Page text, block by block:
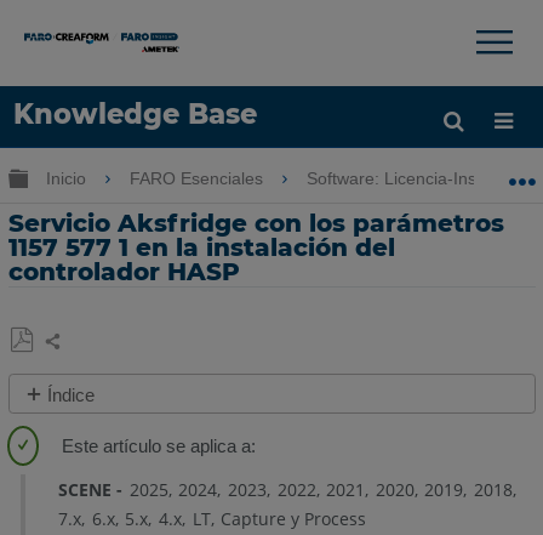
Knowledge Base
Idioma
×
Expandir/contraer jerarquía global
Inicio FARO Esenciales Software: Licencia-Instalación
Servicio Aksfridge con los parámetros
1157 577 1 en la instalación del
controlador HASP
Guardar
como
PDF
Compartir
Índice
rápido
Descripción
general
SCENE 2025 2024 2023 2022 2021 2020 2019 2018
7.x 6.x 5.x 4.x LT Capture y Process